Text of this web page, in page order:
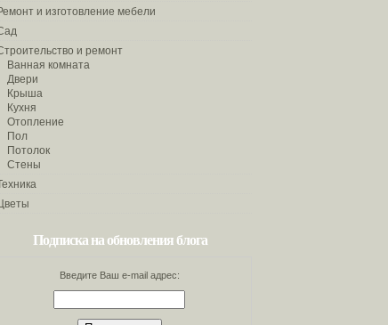
и изготовление мебели
и ремонт
Ванная комната
Двери
Крыша
Кухня
Отопление
Пол
Потолок
Стены
Подписка на обновления блога
Введите Ваш e-mail адрес: